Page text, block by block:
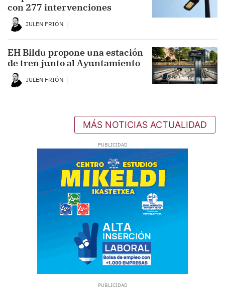
con 277 intervenciones
JULEN FRIÓN
EH Bildu propone una estación
de tren junto al Ayuntamiento
JULEN FRIÓN
MÁS NOTICIAS ACTUALIDAD